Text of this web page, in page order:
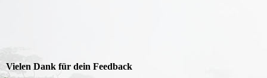
Vielen Dank für dein Feedback